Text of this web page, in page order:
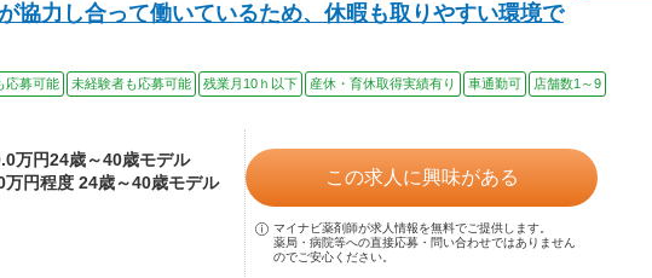
協力し合って働いているため、休暇も取りやすい環境で
応募可能 未経験者も応募可能 残業月10ｈ以下 産休・育休取得実績有り 車通勤可
店舗数1～9
万円24歳～40歳モデル
万円程度 24歳～40歳モデル
この求人に興味がある
マイナビ薬剤師が求人情報を無料でご提供します。
薬局・病院等への直接応募・問い合わせではありません
のでご安心ください。